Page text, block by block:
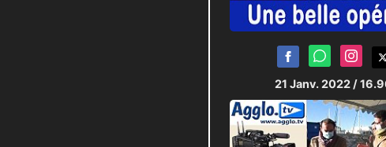
21 Janv. 2022 /